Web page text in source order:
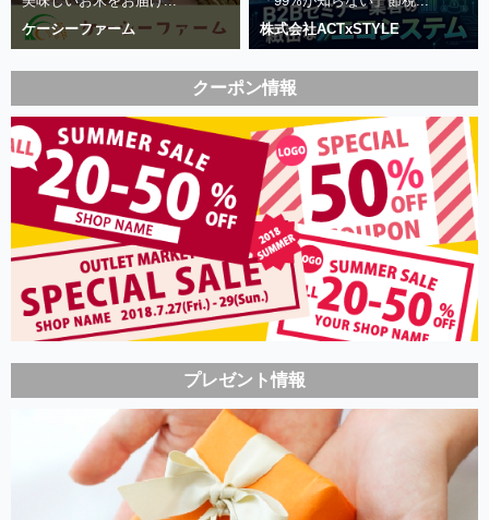
ケーシーファーム
株式会社ACTxSTYLE
クーポン情報
プレゼント情報